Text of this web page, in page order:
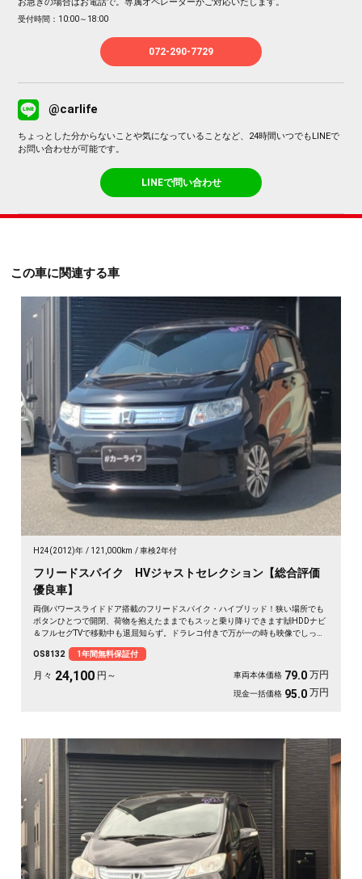
受付時間：10:00～18:00
072-290-7729
@carlife
ちょっとした分からないことや気になっていることなど、24時間いつでもLINEで
お問い合わせが可能です。
LINEで問い合わせ
この車に関連する車
H24(2012)年 121,000km 車検2年付
フリードスパイク HVジャストセレクション【総合評価
優良車】
両側パワースライドドア搭載のフリードスパイク・ハイブリッド！狭い場所でも
ボタンひとつで開閉、荷物を抱えたままでもスッと乗り降りできます🙌HDDナビ
＆フルセグTVで移動中も退屈知らず。ドラレコ付きで万が一の時も映像でしっか
ザーシートが移動をワンランク上質にしてくれる一台。月々24100円〜で手が届
きます。じっくり乗り込めるこのお車、《1年保証付》です✨🚗💺
OS8132 1年間無料保証付
月々 24,100 円～ 車両本体価格 79.0 万円
現金一括価格 95.0 万円